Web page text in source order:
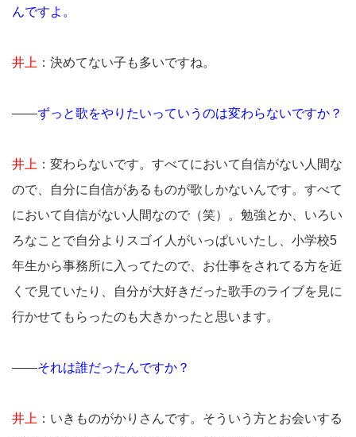
んですよ。
井上 ：決めてない子も多いですね。
――ずっと歌をやりたいっていうのは変わらないですか？
井上 ：変わらないです。すべてにおいて自信がない人間な
ので、自分に自信があるものが歌しかないんです。すべて
において自信がない人間なので（笑）。勉強とか、いろい
ろなことで自分よりスゴイ人がいっぱいいたし、小学校5
年生から事務所に入ってたので、お仕事をされてる方を近
くで見ていたり、自分が大好きだった歌手のライブを見に
行かせてもらったのも大きかったと思います。
――それは誰だったんですか？
井上 ：いきものがかりさんです。そういう方とお会いする